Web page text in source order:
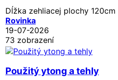
Dĺžka zehliacej plochy
Rovinka
19-07-2026
73 zobrazení
Použitý ytong a tehly